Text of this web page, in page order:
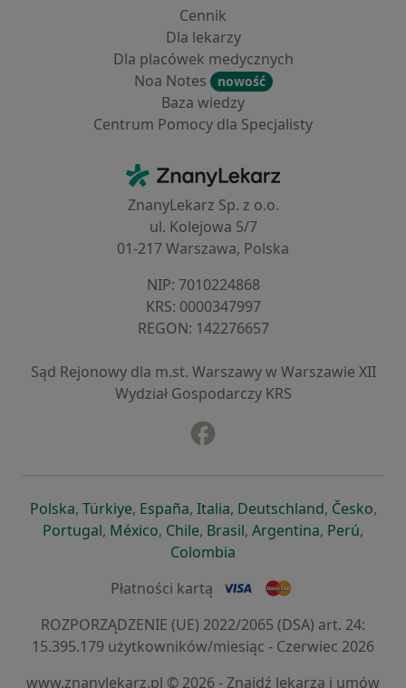
Cennik
Dla lekarzy
Dla placówek medycznych
Noa Notes
nowość
Baza wiedzy
Centrum Pomocy dla Specjalisty
ZnanyLekarz - Strona główna
ZnanyLekarz Sp. z o.o.
ul. Kolejowa 5/7
01-217 Warszawa, Polska
NIP: ⁠7010224868
KRS: ⁠0000347997
REGON: ⁠142276657
Sąd Rejonowy dla m.st. Warszawy w Warszawie XII
Wydział Gospodarczy KRS
Polskaotwiera się w nowej karcie
, Türkiyeotwiera się w nowej karcie
, Españaotwiera się w nowej karcie
, Italiaotwiera się w nowej
, Deutschlandotwiera się
, Česko,
Portugalotwiera się w nowej karcie
, Méxicootwiera się w nowej karcie
, Chileotwiera się w nowej karcie
, Brasilotwiera się w nowej
, Argentinaotwiera się
, Perú,
Colombia
Płatności kartą
ROZPORZĄDZENIE (UE) 2022/2065 (DSA) art. 24:
15.395.179 użytkowników/miesiąc - Czerwiec 2026
www.znanylekarz.pl © 2026 - Znajdź lekarza i umów